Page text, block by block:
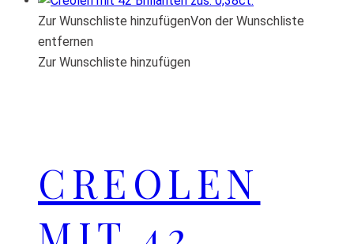
Zur Wunschliste hinzufügenVon der Wunschliste
entfernen
Zur Wunschliste hinzufügen
CREOLEN